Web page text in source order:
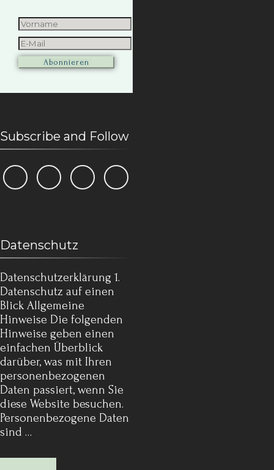
Subscribe and Follow
Datenschutz
Datenschutz­erklärung 1.
Datenschutz auf einen
Blick Allgemeine
Hinweise Die folgenden
Hinweise geben einen
einfachen Überblick
darüber, was mit Ihren
personenbezogenen
Daten passiert, wenn Sie
diese Website besuchen.
Personenbezogene Daten
sind …